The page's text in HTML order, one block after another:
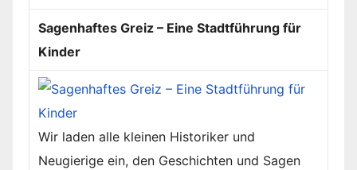
Sagenhaftes Greiz – Eine Stadtführung für
Kinder
Wir laden alle kleinen Historiker und
Neugierige ein, den Geschichten und Sagen